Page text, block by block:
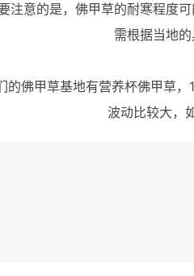
注意的是，佛甲草的耐寒程度
需根据当地
的佛甲草基地有营养杯佛甲草
波动比较大，